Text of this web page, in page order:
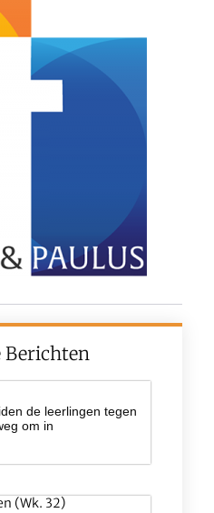
Berichten
de leerlingen tegen
om in
(wk. 32)